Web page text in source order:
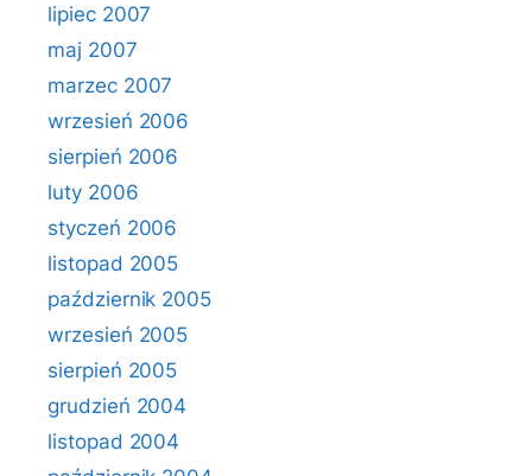
lipiec 2007
maj 2007
marzec 2007
wrzesień 2006
sierpień 2006
luty 2006
styczeń 2006
listopad 2005
październik 2005
wrzesień 2005
sierpień 2005
grudzień 2004
listopad 2004